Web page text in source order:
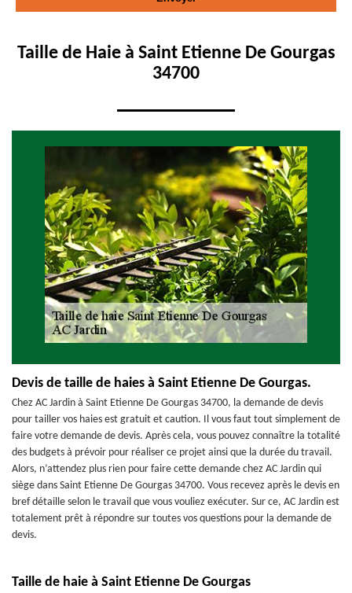
Taille de Haie à Saint Etienne De Gourgas
34700
Devis de taille de haies à Saint Etienne De Gourgas.
Chez AC Jardin à Saint Etienne De Gourgas 34700, la demande de devis
pour tailler vos haies est gratuit et caution. Il vous faut tout simplement de
faire votre demande de devis. Après cela, vous pouvez connaître la totalité
des budgets à prévoir pour réaliser ce projet ainsi que la durée du travail.
Alors, n’attendez plus rien pour faire cette demande chez AC Jardin qui
siège dans Saint Etienne De Gourgas 34700. Vous recevez après le devis en
bref détaille selon le travail que vous vouliez exécuter. Sur ce, AC Jardin est
totalement prêt à répondre sur toutes vos questions pour la demande de
devis.
Taille de haie à Saint Etienne De Gourgas